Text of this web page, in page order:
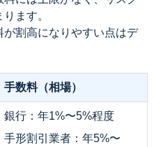
ます。
割高になりやすい点はデ
手数料（相場）
銀行：年1%〜5%程度
手形割引業者：年5%〜